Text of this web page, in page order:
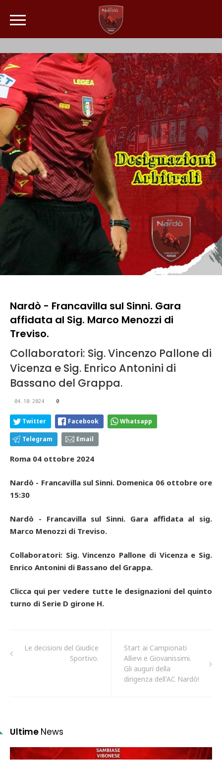
Nardò - Francavilla sul Sinni. Gara
affidata al Sig. Marco Menozzi di
Treviso.
Collaboratori: Sig. Vincenzo Pallone di
Vicenza e Sig. Enrico Antonini di
Bassano del Grappa.
04.10.2024 0
Twitter Facebook Whatsapp
Telegram Email
Roma 04 ottobre 2024
Nardò - Francavilla sul Sinni. Domenica 06 ottobre ore
15:30
Nardò - Francavilla sul Sinni. Gara affidata al sig.
Marco Menozzi di Treviso.
Collaboratori: Sig. Vincenzo Pallone di Vicenza e Sig.
Enrico Antonini di Bassano del Grappa.
Clicca qui per vedere tutte le designazioni del quinto
turno di Serie D girone H.
Le decisioni del Giudice
Sportivo.
Start ai Campionati
Allievi e Giovanissimi.
Gli auguri della
dirigenza dell'AC Nardò!
Ultime News